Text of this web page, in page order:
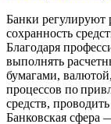
Банки
сохранность
Благодаря
выполнять
бумагами,
процессов по
средств,
Банковская сфера